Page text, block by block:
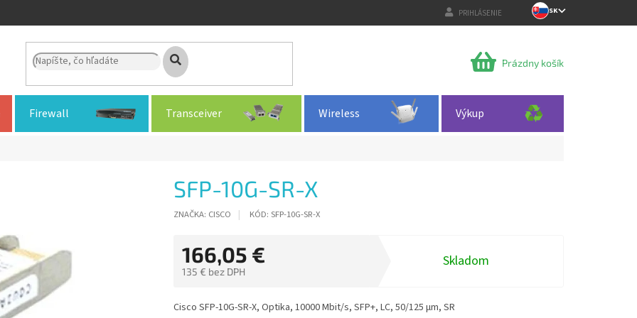
PRIHLÁSENIE SK
NÁKUPNÝ
Prázdny košík
Firewall Transceiver Wireless Výkup
SFP-10G-SR-X
ZNAČKA: CISCO KÓD: SFP-10G-SR-X
166,05 €
135 € bez DPH
cena:
Skladom
Cisco SFP-10G-SR-X, Optika, 10000 Mbit/s, SFP+, LC, 50/125 µm, SR